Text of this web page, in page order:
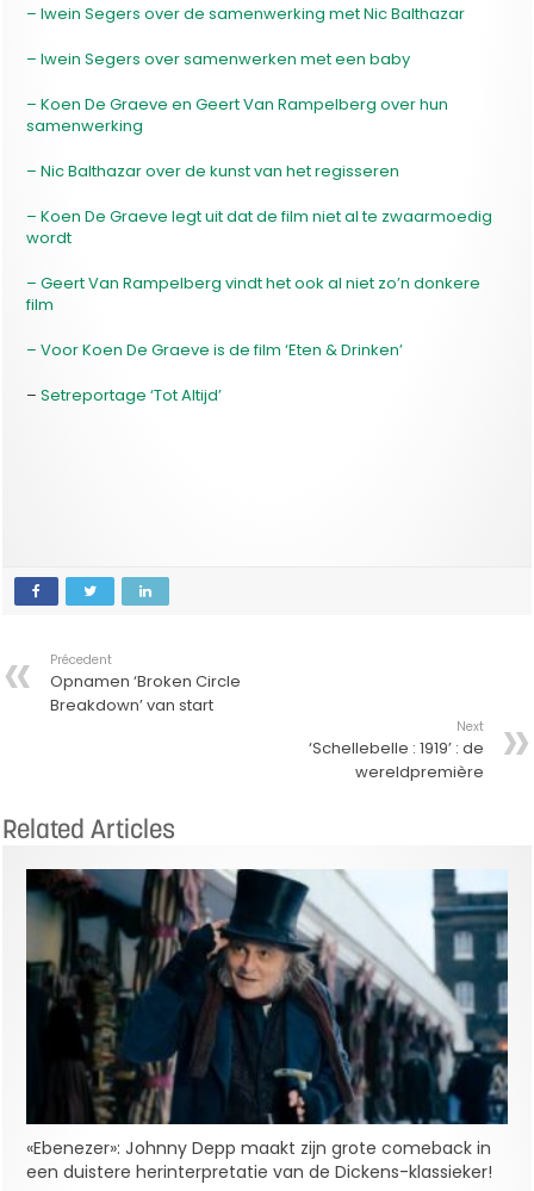
– Iwein Segers over de samenwerking met Nic Balthazar
– Iwein Segers over samenwerken met een baby
– Koen De Graeve en Geert Van Rampelberg over hun
samenwerking
– Nic Balthazar over de kunst van het regisseren
– Koen De Graeve legt uit dat de film niet al te zwaarmoedig
wordt
– Geert Van Rampelberg vindt het ook al niet zo’n donkere
film
– Voor Koen De Graeve is de film ‘Eten & Drinken’
– Setreportage ‘Tot Altijd’
Précedent
Opnamen ‘Broken Circle
Breakdown’ van start
Next
‘Schellebelle : 1919’ : de
wereldpremière
Related Articles
«Ebenezer»: Johnny Depp maakt zijn grote comeback in
een duistere herinterpretatie van de Dickens-klassieker!